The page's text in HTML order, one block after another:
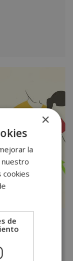
DE SALA Y
×
la
nuestro
cookies
de